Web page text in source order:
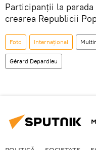
Participanții la
crearea Republicii
Foto Internaţional
Gérard Depardieu